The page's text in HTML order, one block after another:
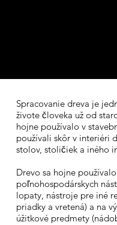
Spracovanie dreva je
živote človeka už od
hojne používalo v
používali skôr v interiéri
stolov, stoličiek a iného
Drevo sa hojne
poľnohospodárskych
lopaty, nástroje pre iné
priadky a vretená) a na
úžitkové predmety